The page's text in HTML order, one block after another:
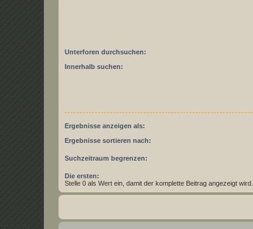
Unterforen durchsuchen:
Innerhalb suchen:
Ergebnisse anzeigen als:
Ergebnisse sortieren nach:
Suchzeitraum begrenzen:
Die ersten:
Stelle 0 als Wert ein, damit der komplette Beitrag angezeigt wird.